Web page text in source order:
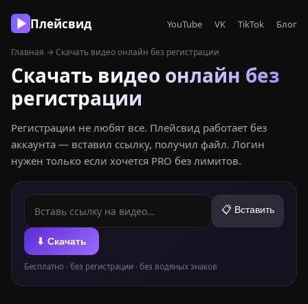
Плейсвид YouTube VK TikTok Блог
Главная → Скачать видео онлайн без регистрации
Скачать видео онлайн без
регистрации
Регистрации не любят все. Плейсвид работает без
аккаунта — вставил ссылку, получил файл. Логин
нужен только если хочется PRO без лимитов.
📋 Вставить
⬇ Скачать
Бесплатно · без регистрации · без водяных знаков